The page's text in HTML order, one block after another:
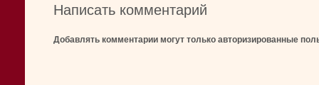
Написать комментарий
Добавлять комментарии могут только авторизированные